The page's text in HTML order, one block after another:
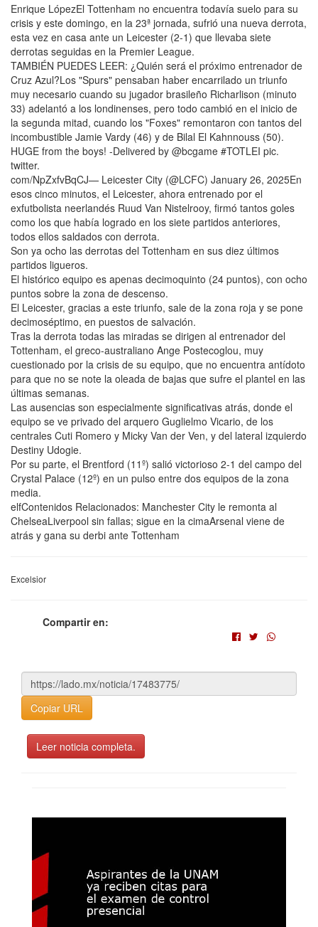
Enrique LópezEl Tottenham no encuentra todavía suelo para su
crisis y este domingo, en la 23ª jornada, sufrió una nueva derrota,
esta vez en casa ante un Leicester (2-1) que llevaba siete
derrotas seguidas en la Premier League.
TAMBIÉN PUEDES LEER: ¿Quién será el próximo entrenador de
Cruz Azul?Los "Spurs" pensaban haber encarrilado un triunfo
muy necesario cuando su jugador brasileño Richarlison (minuto
33) adelantó a los londinenses, pero todo cambió en el inicio de
la segunda mitad, cuando los "Foxes" remontaron con tantos del
incombustible Jamie Vardy (46) y de Bilal El Kahnnouss (50).
HUGE from the boys! -Delivered by @bcgame #TOTLEI pic.
twitter.
com/NpZxfvBqCJ— Leicester City (@LCFC) January 26, 2025En
esos cinco minutos, el Leicester, ahora entrenado por el
exfutbolista neerlandés Ruud Van Nistelrooy, firmó tantos goles
como los que había logrado en los siete partidos anteriores,
todos ellos saldados con derrota.
Son ya ocho las derrotas del Tottenham en sus diez últimos
partidos ligueros.
El histórico equipo es apenas decimoquinto (24 puntos), con ocho
puntos sobre la zona de descenso.
El Leicester, gracias a este triunfo, sale de la zona roja y se pone
decimoséptimo, en puestos de salvación.
Tras la derrota todas las miradas se dirigen al entrenador del
Tottenham, el greco-australiano Ange Postecoglou, muy
cuestionado por la crisis de su equipo, que no encuentra antídoto
para que no se note la oleada de bajas que sufre el plantel en las
últimas semanas.
Las ausencias son especialmente significativas atrás, donde el
equipo se ve privado del arquero Guglielmo Vicario, de los
centrales Cuti Romero y Micky Van der Ven, y del lateral izquierdo
Destiny Udogie.
Por su parte, el Brentford (11º) salió victorioso 2-1 del campo del
Crystal Palace (12º) en un pulso entre dos equipos de la zona
media.
elfContenidos Relacionados: Manchester City le remonta al
ChelseaLiverpool sin fallas; sigue en la cimaArsenal viene de
atrás y gana su derbi ante Tottenham
Excelsior
Compartir en:
Copiar URL
Leer noticia completa.